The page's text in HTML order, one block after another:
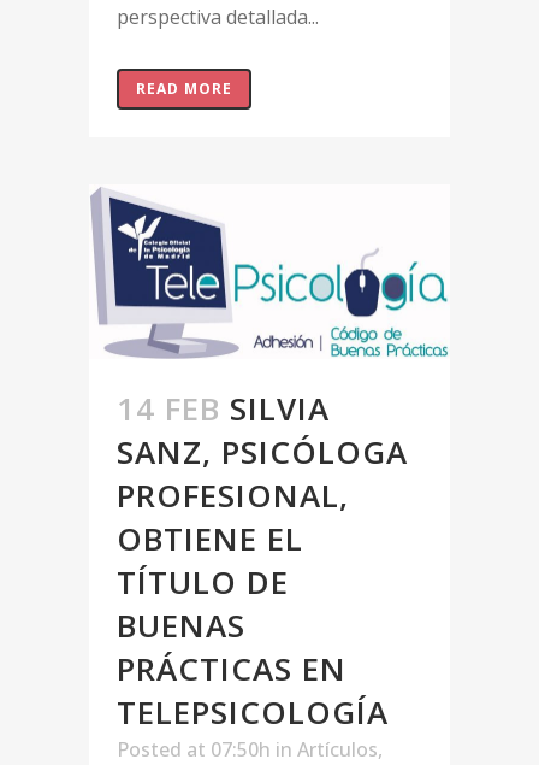
perspectiva detallada...
READ MORE
14 FEB SILVIA
SANZ, PSICÓLOGA
PROFESIONAL,
OBTIENE EL
TÍTULO DE
BUENAS
PRÁCTICAS EN
TELEPSICOLOGÍA
Posted at 07:50h in Artículos,